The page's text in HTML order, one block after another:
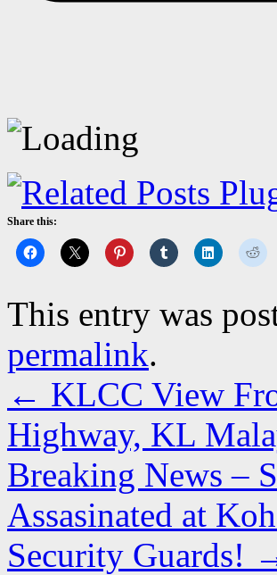
Share this:
This entry was
permalink.
← KLCC View
Highway, KL
Breaking News –
Assasinated at
Security Guards!